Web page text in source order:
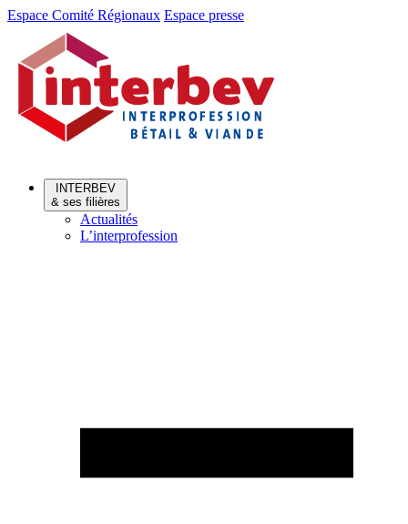
Aller
Aller
contenu
Espace Comité Régionaux Espace presse
INTERBEV
& ses filières
Actualités
L’interprofession